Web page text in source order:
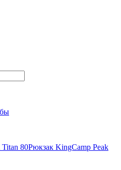
80Рюкзак KingCamp Peak